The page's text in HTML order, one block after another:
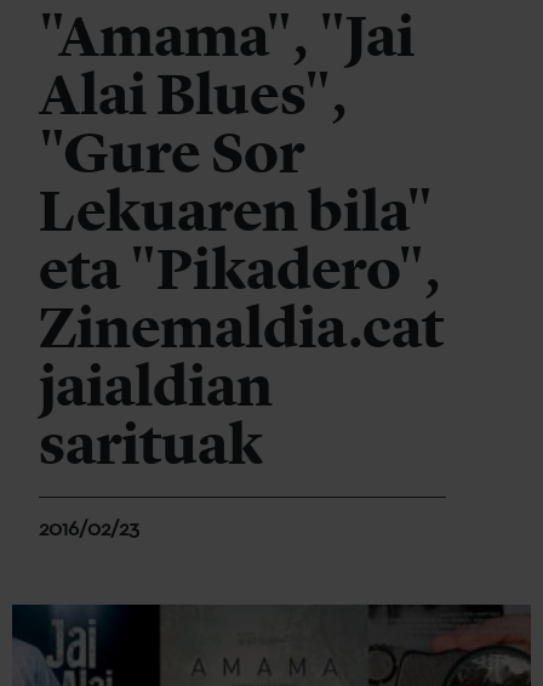
"Amama", "Jai
Alai Blues",
"Gure Sor
Lekuaren bila"
eta "Pikadero",
Zinemaldia.cat
jaialdian
sarituak
2016/02/23